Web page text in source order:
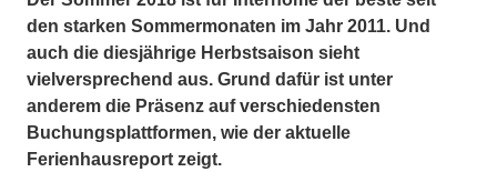
den starken Sommermonaten im Jahr 2011. Und
auch die diesjährige Herbstsaison sieht
vielversprechend aus. Grund dafür ist unter
anderem die Präsenz auf verschiedensten
Buchungsplattformen, wie der aktuelle
Ferienhausreport zeigt.